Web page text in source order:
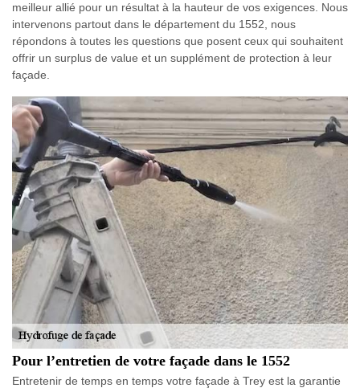
meilleur allié pour un résultat à la hauteur de vos exigences. Nous
intervenons partout dans le département du 1552, nous
répondons à toutes les questions que posent ceux qui souhaitent
offrir un surplus de value et un supplément de protection à leur
façade.
Pour l’entretien de votre façade dans le 1552
Entretenir de temps en temps votre façade à Trey est la garantie